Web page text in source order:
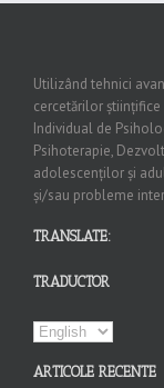
Utilizând tehnici
cercetărilor
Individual de
Psihoterapie,
adolescenților și
și/sau probleme
TRANSLATE:
TRADUCTOR
ARTICOLE RECENTE